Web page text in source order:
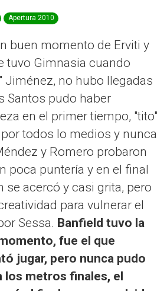
Apertura 2010
buen momento de Erviti y
tuvo Gimnasia cuando
Jiménez, no hubo llegadas
Santos pudo haber
en el primer tiempo, "tito"
todos lo medios y nunca
y Romero probaron
poca puntería y en el final
se acercó y casi grita, pero
para vulnerar el
Sessa. Banfield tuvo la
fue el que
jugar, pero nunca pudo
los metros finales, el